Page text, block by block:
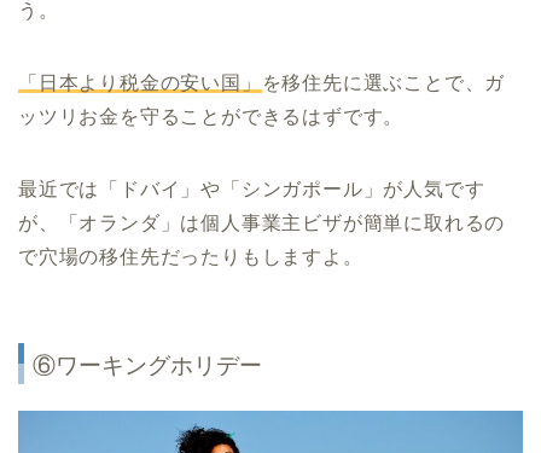
う。
「日本より税金の安い国」
を移住先に選ぶことで、ガ
ッツリお金を守ることができるはずです。
最近では「ドバイ」や「シンガポール」が人気です
が、「オランダ」は個人事業主ビザが簡単に取れるの
で穴場の移住先だったりもしますよ。
⑥ワーキングホリデー